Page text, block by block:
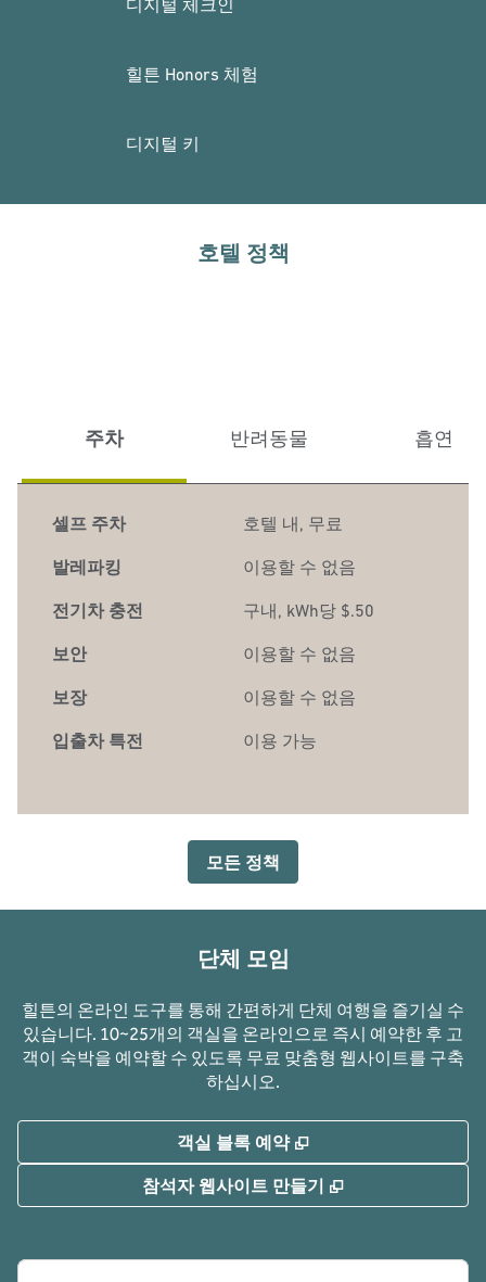
디지털 체크인
힐튼 Honors 체험
디지털 키
호텔 정책
주차 반려동물 흡연
셀프 주차 호텔 내, 무료
발레파킹 이용할 수 없음
전기차 충전 구내, kWh당 $.50
보안 이용할 수 없음
보장 이용할 수 없음
입출차 특전 이용 가능
모든 정책
단체 모임
힐튼의 온라인 도구를 통해 간편하게 단체 여행을 즐기실 수
있습니다. 10~25개의 객실을 온라인으로 즉시 예약한 후 고
객이 숙박을 예약할 수 있도록 무료 맞춤형 웹사이트를 구축
하십시오.
객실 블록 예약 ,
참석자 웹사이트 만들기 ,